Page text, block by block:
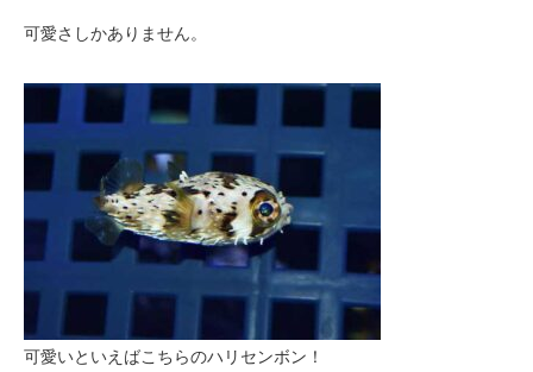
可愛さしかありません。
可愛いといえばこちらのハリセンボン！